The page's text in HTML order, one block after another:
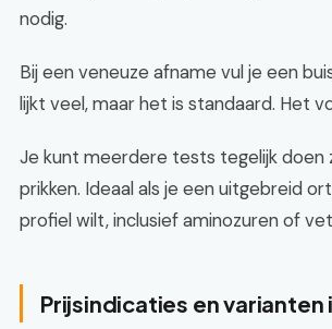
nodig.
Bij een veneuze afname vul je een
lijkt veel, maar het is standaard. Het
Je kunt meerdere tests tegelijk doen
prikken. Ideaal als je een uitgebreid
profiel wilt, inclusief aminozuren of
Prijsindicaties en varianten